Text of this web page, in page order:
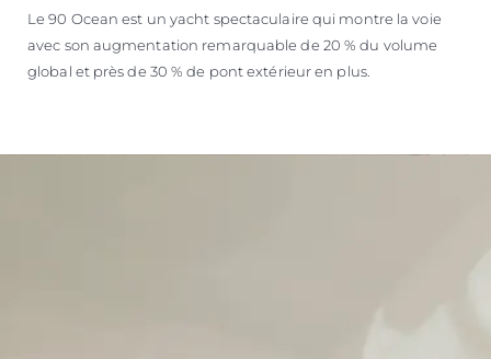
Le 90 Ocean est un yacht spectaculaire qui montre la voie
avec son augmentation remarquable de 20 % du volume
global et près de 30 % de pont extérieur en plus.